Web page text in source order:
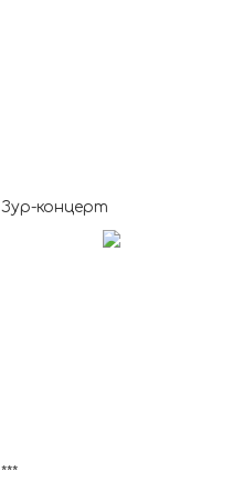
Зур-концерт
***